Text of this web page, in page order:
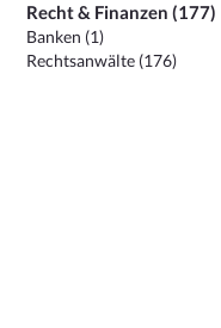
Recht & Finanzen (177)
Banken (1)
Rechtsanwälte (176)